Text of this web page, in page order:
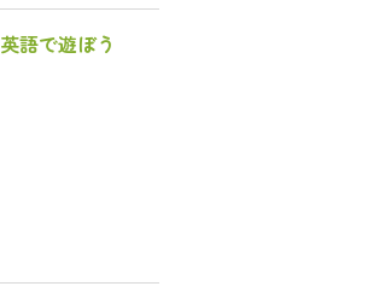
英語で遊ぼう